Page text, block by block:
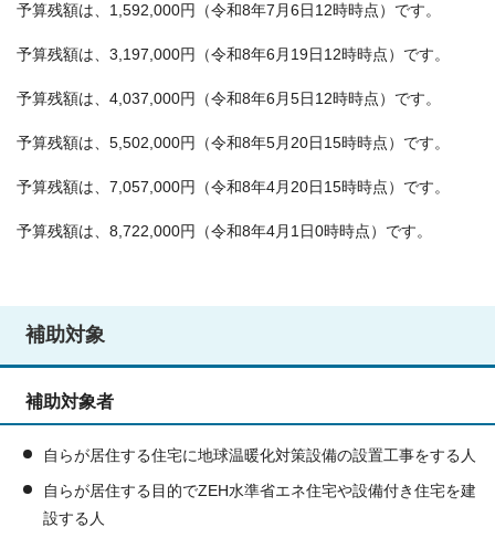
予算残額は、1,592,000円（令和8年7月6日12時時点）です。
予算残額は、3,197,000円（令和8年6月19日12時時点）です。
予算残額は、4,037,000円（令和8年6月5日12時時点）です。
予算残額は、5,502,000円（令和8年5月20日15時時点）です。
予算残額は、7,057,000円（令和8年4月20日15時時点）です。
予算残額は、8,722,000円（令和8年4月1日0時時点）です。
補助対象
補助対象者
自らが居住する住宅に地球温暖化対策設備の設置工事をする人
自らが居住する目的でZEH水準省エネ住宅や設備付き住宅を建
設する人